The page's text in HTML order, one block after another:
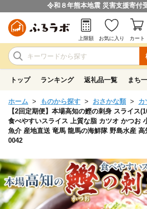
令和８年熊本地震 災害支援寄付
上限額 お気に入り カート
トップ ランキング 返礼品一覧 まち
ホーム ものから探す おさかな類
カ
【2回定期便】本場高知の鰹の刺身 スライス
食べやすいスライス 上質な脂 カツオ かつお
魚介 産地直送 竜馬 龍馬の海鮮隊 野島水産
0042